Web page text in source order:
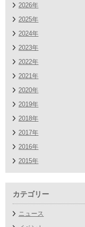
2026年
2025年
2024年
2023年
2022年
2021年
2020年
2019年
2018年
2017年
2016年
2015年
カテゴリー
ニュース